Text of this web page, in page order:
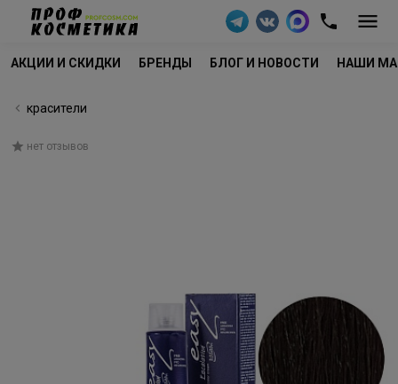
АКЦИИ И СКИДКИ БРЕНДЫ БЛОГ И НОВОСТИ НАШИ
красители
нет отзывов